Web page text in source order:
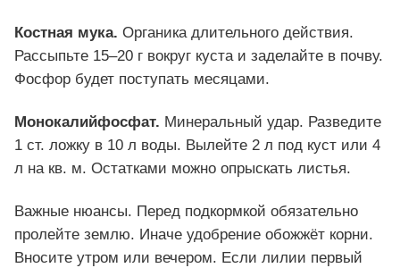
Костная мука. Органика длительного действия.
Рассыпьте 15–20 г вокруг куста и заделайте в почву.
Фосфор будет поступать месяцами.
Монокалийфосфат. Минеральный удар. Разведите
1 ст. ложку в 10 л воды. Вылейте 2 л под куст или 4
л на кв. м. Остатками можно опрыскать листья.
Важные нюансы. Перед подкормкой обязательно
пролейте землю. Иначе удобрение обожжёт корни.
Вносите утром или вечером. Если лилии первый